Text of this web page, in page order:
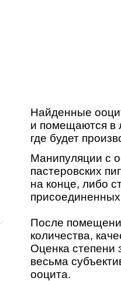
Найденные
и помещаются в
где будет
Манипуляции с
пастеровских
на конце, либо
После
количества,
Оценка степени
весьма
ооцита.